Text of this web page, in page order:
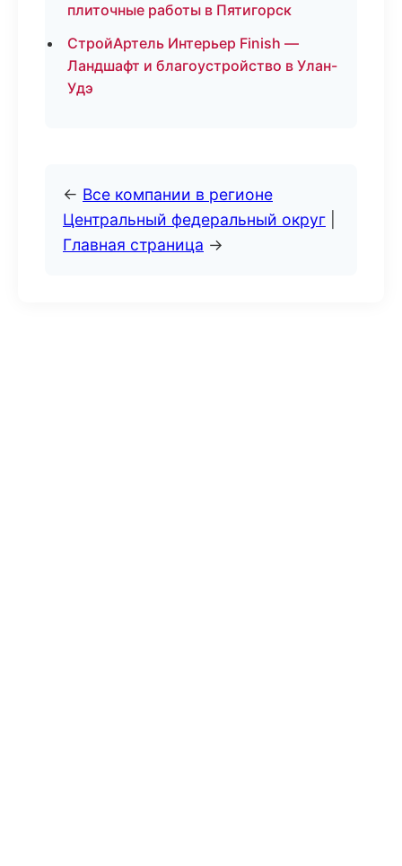
плиточные работы в Пятигорск
СтройАртель Интерьер Finish —
Ландшафт и благоустройство в Улан-
Удэ
← Все компании в регионе
Центральный федеральный округ
Главная страница →